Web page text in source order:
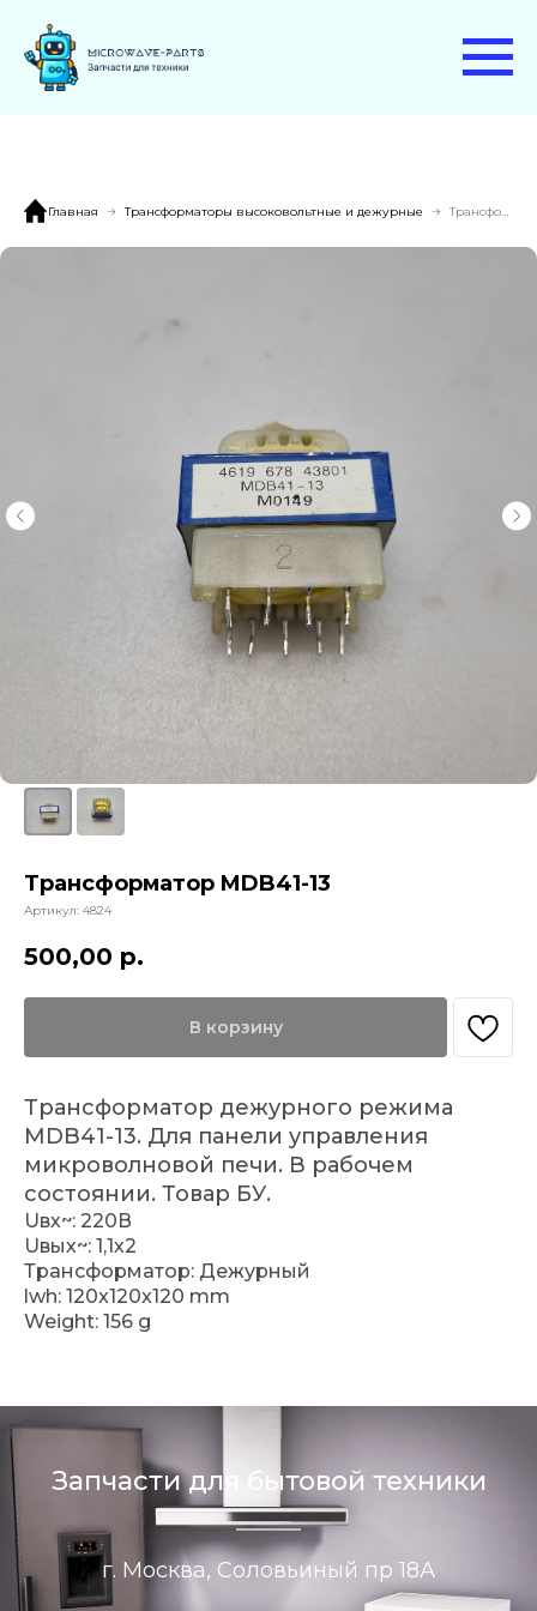
Главная Трансформаторы высоковольтные и дежурные
Трансформатор MDB41-13
Артикул: 4824
500,00 р.
В корзину
Трансформатор дежурного режима
MDB41-13. Для панели управления
микроволновой печи. В рабочем
состоянии. Товар БУ.
Uвх~: 220В
Uвых~: 1,1х2
Трансформатор: Дежурный
lwh: 120x120x120 mm
Weight: 156 g
Запчасти для бытовой техники
г. Москва, Соловьиный пр 18А